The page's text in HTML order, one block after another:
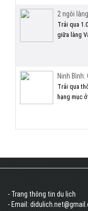
2 ngôi
Trải qua
giữa làng
Ninh
Trải qua
hạng mục
- Trang thông tin du lịch
- Email: